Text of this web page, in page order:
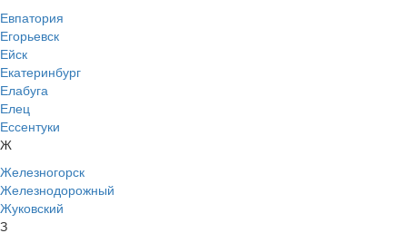
Евпатория
Егорьевск
Ейск
Екатеринбург
Елабуга
Елец
Ессентуки
Ж
Железногорск
Железнодорожный
Жуковский
З